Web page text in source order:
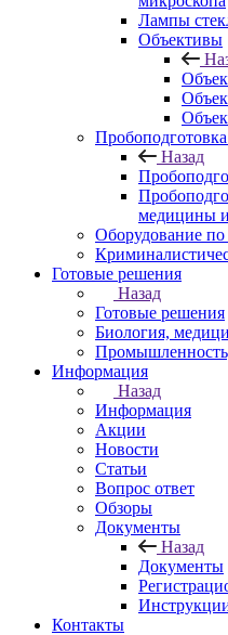
Лампы
Объективы
Назад
медицины
Оборудование
Готовые решения
Назад
Готовые решения
Биология,
Промышленность,
Информация
Назад
Информация
Акции
Новости
Статьи
Вопрос ответ
Обзоры
Документы
Назад
Документы
Контакты